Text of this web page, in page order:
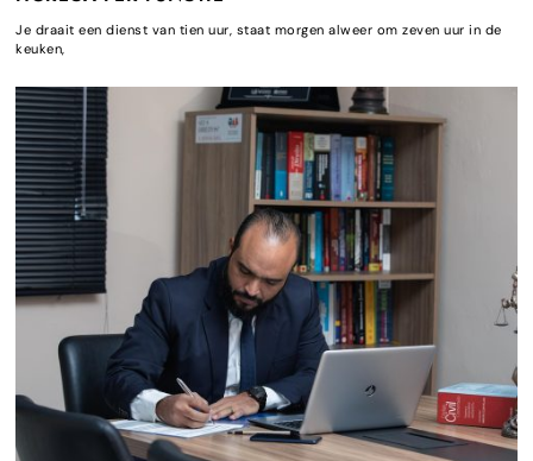
Je draait een dienst van tien uur, staat morgen alweer om zeven uur in de
keuken,